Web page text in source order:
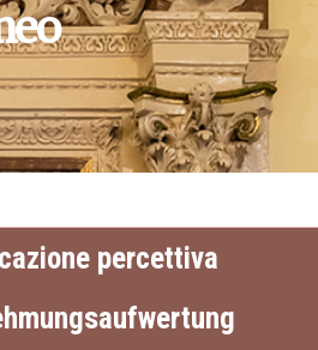
percettiva